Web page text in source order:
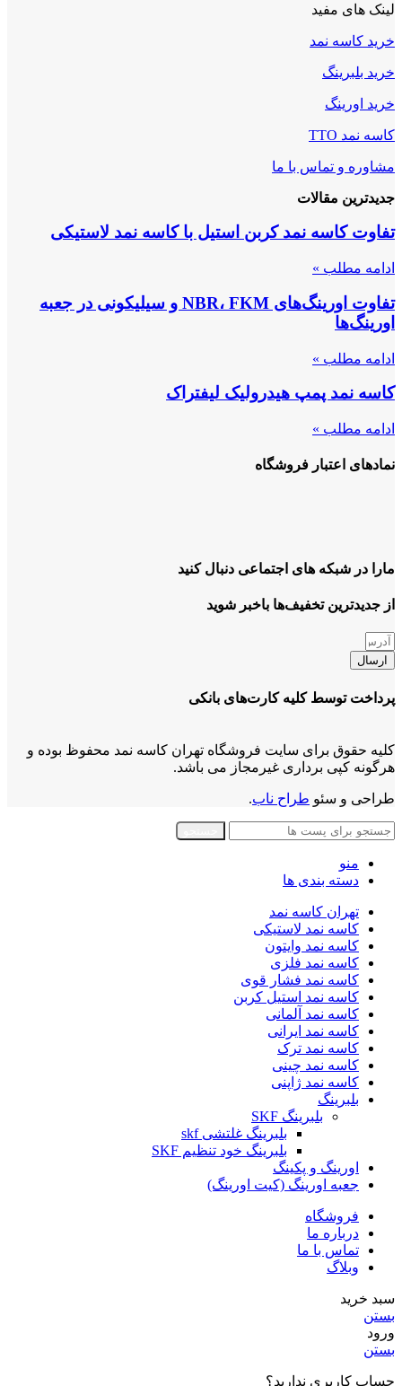
لینک های مفید
خرید کاسه نمد
خرید بلبرینگ
خرید اورینگ
کاسه نمد TTO
مشاوره و تماس با ما
جدیدترین مقالات
تفاوت کاسه نمد کربن استیل با کاسه نمد لاستیکی
ادامه مطلب »
تفاوت اورینگ‌های NBR، FKM و سیلیکونی در جعبه
اورینگ‌ها
ادامه مطلب »
کاسه نمد پمپ هیدرولیک لیفتراک
ادامه مطلب »
نمادهای اعتبار فروشگاه
مارا در شبکه های اجتماعی دنبال کنید
از جدیدترین تخفیف‌ها باخبر شوید
ارسال
پرداخت توسط کلیه کارت‌های بانکی
کلیه حقوق برای سایت فروشگاه تهران کاسه نمد محفوظ بوده و
هرگونه کپی برداری غیرمجاز می باشد.
طراحی و سئو طراح ناب.
منو
دسته بندی ها
تهران کاسه نمد
کاسه نمد لاستیکی
کاسه نمد وایتون
کاسه نمد فلزی
کاسه نمد فشار قوی
کاسه نمد استیل کربن
کاسه نمد آلمانی
کاسه نمد ایرانی
کاسه نمد ترک
کاسه نمد چینی
کاسه نمد ژاپنی
بلبرینگ
بلبرینگ SKF
بلبرینگ غلتشی skf
بلبرینگ خود تنظیم SKF
اورینگ و پکینگ
جعبه اورینگ (کیت اورینگ)
فروشگاه
درباره ما
تماس با ما
وبلاگ
سبد خرید
بستن
ورود
بستن
حساب کاربری ندارید؟